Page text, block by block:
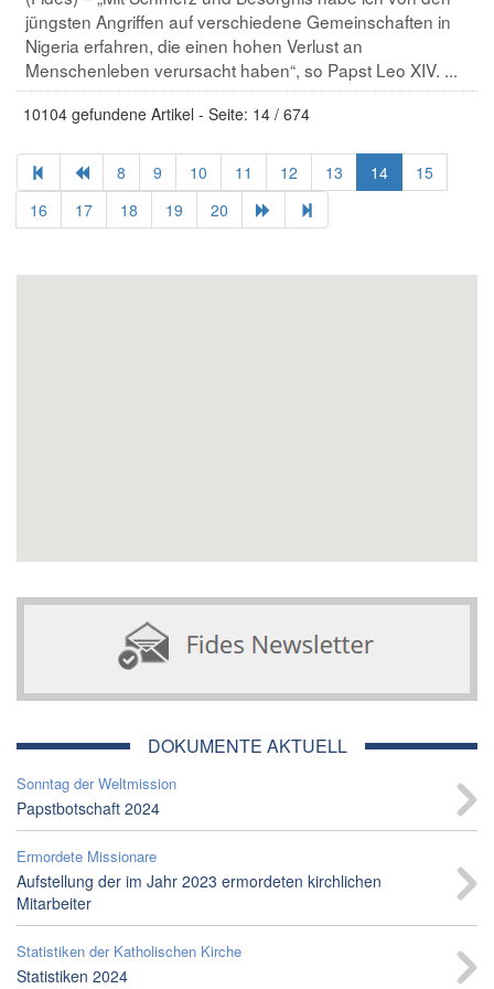
jüngsten Angriffen auf verschiedene Gemeinschaften in
Nigeria erfahren, die einen hohen Verlust an
Menschenleben verursacht haben“, so Papst Leo XIV. ...
10104 gefundene Artikel - Seite: 14 / 674
8 9 10 11 12 13 14
15
16
17 18 19 20
DOKUMENTE AKTUELL
Sonntag der Weltmission
Papstbotschaft 2024
Ermordete Missionare
Aufstellung der im Jahr 2023 ermordeten kirchlichen
Mitarbeiter
Statistiken der Katholischen Kirche
Statistiken 2024